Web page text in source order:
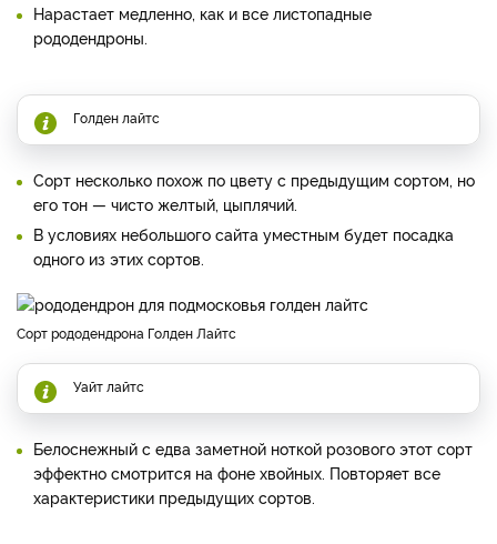
Нарастает медленно, как и все листопадные
рододендроны.
Голден лайтс
Сорт несколько похож по цвету с предыдущим сортом, но
его тон — чисто желтый, цыплячий.
В условиях небольшого сайта уместным будет посадка
одного из этих сортов.
сорт рододендрона Голден Лайтс
Уайт лайтс
Белоснежный с едва заметной ноткой розового этот сорт
эффектно смотрится на фоне хвойных. Повторяет все
характеристики предыдущих сортов.